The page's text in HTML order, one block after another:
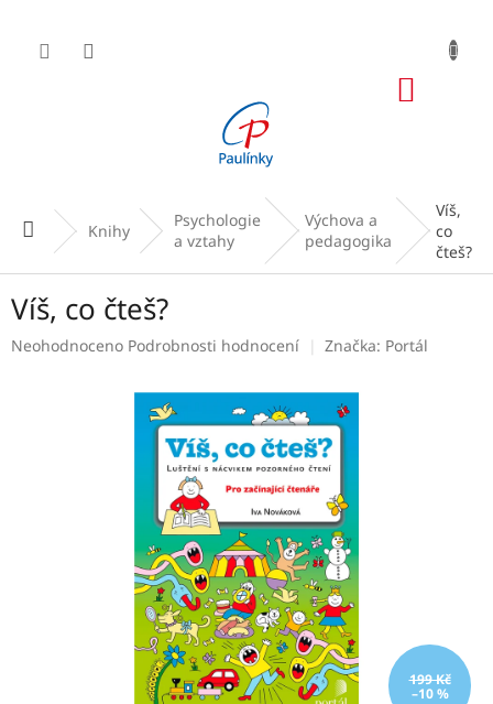
obsah
Domů Knihy
Psychologie
a vztahy
Výchova a
pedagogika
Víš,
co
čteš?
Víš, co čteš?
Průměrné
Neohodnoceno Podrobnosti hodnocení Značka: Portál
199 Kč
–10 %